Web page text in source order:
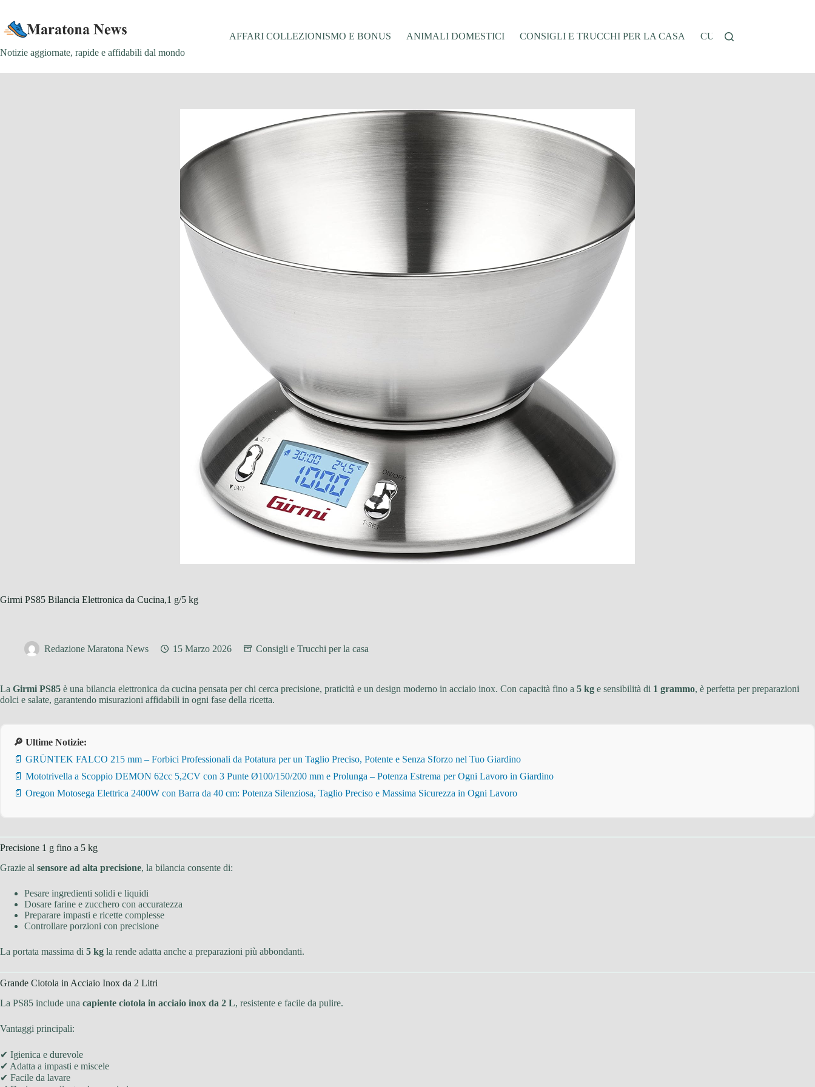
contenuto
Notizie aggiornate, rapide e affidabili dal mondo
AFFARI COLLEZIONISMO E BONUS ANIMALI DOMESTICI CONSIGLI E TRUCCHI PER LA CASA CUCINA E RICETTE
Girmi PS85 Bilancia Elettronica da Cucina,1 g/5 kg
Redazione Maratona News 15 Marzo 2026 Consigli e Trucchi per la casa
La Girmi PS85 è una bilancia elettronica da cucina pensata per chi cerca precisione, praticità e un design moderno in acciaio inox. Con capacità fino a 5 kg e sensibilità di 1 grammo, è perfetta per preparazioni
dolci e salate, garantendo misurazioni affidabili in ogni fase della ricetta.
🔎 Ultime Notizie:
📄 GRÜNTEK FALCO 215 mm – Forbici Professionali da Potatura per un Taglio Preciso, Potente e Senza Sforzo nel Tuo Giardino
📄 Mototrivella a Scoppio DEMON 62cc 5,2CV con 3 Punte Ø100/150/200 mm e Prolunga – Potenza Estrema per Ogni Lavoro in Giardino
📄 Oregon Motosega Elettrica 2400W con Barra da 40 cm: Potenza Silenziosa, Taglio Preciso e Massima Sicurezza in Ogni Lavoro
Precisione 1 g fino a 5 kg
Grazie al sensore ad alta precisione, la bilancia consente di:
Pesare ingredienti solidi e liquidi
Dosare farine e zucchero con accuratezza
Preparare impasti e ricette complesse
Controllare porzioni con precisione
La portata massima di 5 kg la rende adatta anche a preparazioni più abbondanti.
Grande Ciotola in Acciaio Inox da 2 Litri
La PS85 include una capiente ciotola in acciaio inox da 2 L, resistente e facile da pulire.
Vantaggi principali:
✔ Igienica e durevole
✔ Adatta a impasti e miscele
✔ Facile da lavare